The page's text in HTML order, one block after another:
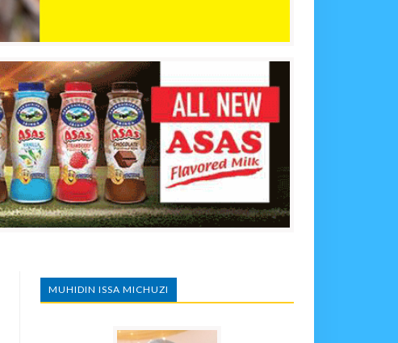
MUHIDIN ISSA MICHUZI